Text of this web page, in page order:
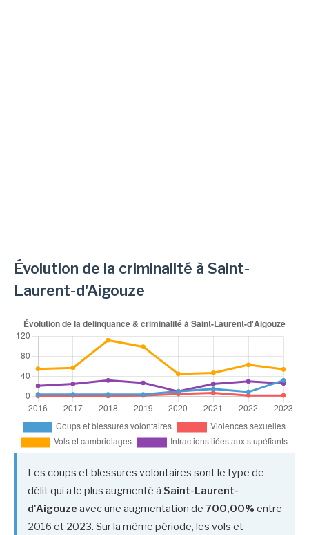
Évolution de la criminalité à Saint-
Laurent-d'Aigouze
Les coups et blessures volontaires sont le type de
délit qui a le plus augmenté à Saint-Laurent-
d'Aigouze avec une augmentation de 700,00% entre
2016 et 2023. Sur la même période, les vols et